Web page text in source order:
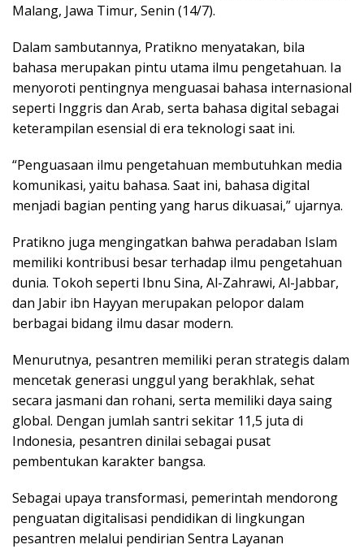
Malang, Jawa Timur, Senin (14/7).
Dalam sambutannya, Pratikno menyatakan, bila
bahasa merupakan pintu utama ilmu pengetahuan. Ia
menyoroti pentingnya menguasai bahasa internasional
seperti Inggris dan Arab, serta bahasa digital sebagai
keterampilan esensial di era teknologi saat ini.
“Penguasaan ilmu pengetahuan membutuhkan media
komunikasi, yaitu bahasa. Saat ini, bahasa digital
menjadi bagian penting yang harus dikuasai,” ujarnya.
Pratikno juga mengingatkan bahwa peradaban Islam
memiliki kontribusi besar terhadap ilmu pengetahuan
dunia. Tokoh seperti Ibnu Sina, Al-Zahrawi, Al-Jabbar,
dan Jabir ibn Hayyan merupakan pelopor dalam
berbagai bidang ilmu dasar modern.
Menurutnya, pesantren memiliki peran strategis dalam
mencetak generasi unggul yang berakhlak, sehat
secara jasmani dan rohani, serta memiliki daya saing
global. Dengan jumlah santri sekitar 11,5 juta di
Indonesia, pesantren dinilai sebagai pusat
pembentukan karakter bangsa.
Sebagai upaya transformasi, pemerintah mendorong
penguatan digitalisasi pendidikan di lingkungan
pesantren melalui pendirian Sentra Layanan